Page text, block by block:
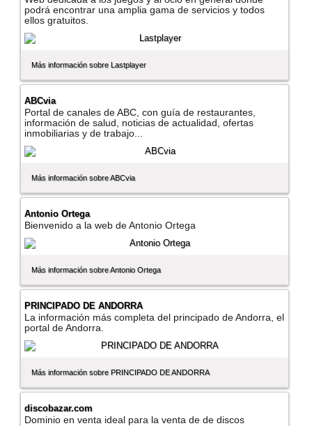
podrá encontrar una amplia gama de servicios y todos
ellos gratuitos.
Más información sobre Lastplayer
ABCvia
Portal de canales de ABC, con guí­a de restaurantes,
información de salud, noticias de actualidad, ofertas
inmobiliarias y de trabajo...
Más información sobre ABCvia
Antonio Ortega
Bienvenido a la web de Antonio Ortega
Más información sobre Antonio Ortega
PRINCIPADO DE ANDORRA
La información más completa del principado de Andorra, el
portal de Andorra.
Más información sobre PRINCIPADO DE ANDORRA
discobazar.com
Dominio en venta ideal para la venta de de discos